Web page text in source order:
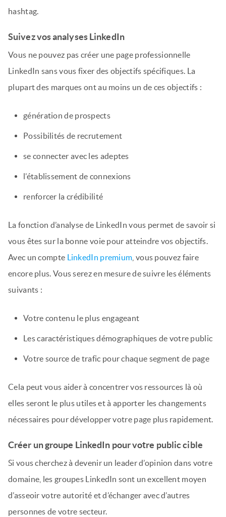
hashtag.
Suivez vos analyses LinkedIn
Vous ne pouvez pas créer une page professionnelle
LinkedIn sans vous fixer des objectifs spécifiques. La
plupart des marques ont au moins un de ces objectifs :
génération de prospects
Possibilités de recrutement
se connecter avec les adeptes
l’établissement de connexions
renforcer la crédibilité
La fonction d’analyse de LinkedIn vous permet de savoir si
vous êtes sur la bonne voie pour atteindre vos objectifs.
Avec un compte LinkedIn premium , vous pouvez faire
encore plus. Vous serez en mesure de suivre les éléments
suivants :
Votre contenu le plus engageant
Les caractéristiques démographiques de votre public
Votre source de trafic pour chaque segment de page
Cela peut vous aider à concentrer vos ressources là où
elles seront le plus utiles et à apporter les changements
nécessaires pour développer votre page plus rapidement.
Créer un groupe LinkedIn pour votre public cible
Si vous cherchez à devenir un leader d’opinion dans votre
domaine, les groupes LinkedIn sont un excellent moyen
d’asseoir votre autorité et d’échanger avec d’autres
personnes de votre secteur.